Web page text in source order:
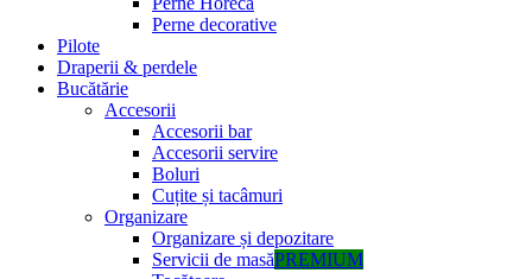
Perne decorative
Pilote
Draperii & perdele
Bucătărie
Accesorii
Accesorii bar
Accesorii servire
Boluri
Cuțite și tacâmuri
Organizare
Organizare și depozitare
Servicii de masăPREMIUM